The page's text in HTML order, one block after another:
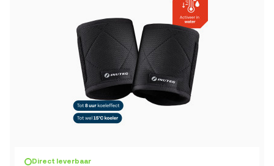
Direct leverbaar